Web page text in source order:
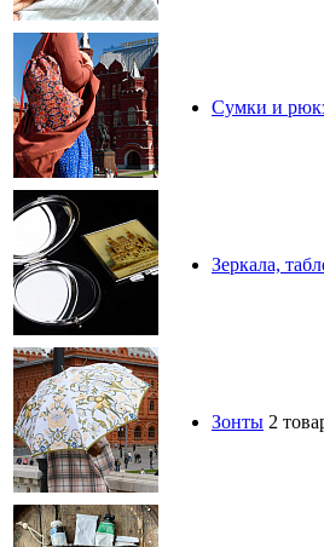
Сумки и
Зеркала,
Зонты 2